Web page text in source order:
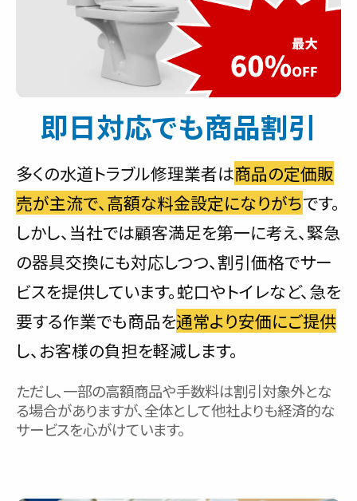
即日対応でも商品割引
多くの水道トラブル修理業者は商品の定価販
売が主流で、高額な料金設定になりがちです。
しかし、当社では顧客満足を第一に考え、緊急
の器具交換にも対応しつつ、割引価格でサー
ビスを提供しています。蛇口やトイレなど、急を
要する作業でも商品を通常より安価にご提供
し、お客様の負担を軽減します。
ただし、一部の高額商品や手数料は割引対象外とな
る場合がありますが、全体として他社よりも経済的な
サービスを心がけています。